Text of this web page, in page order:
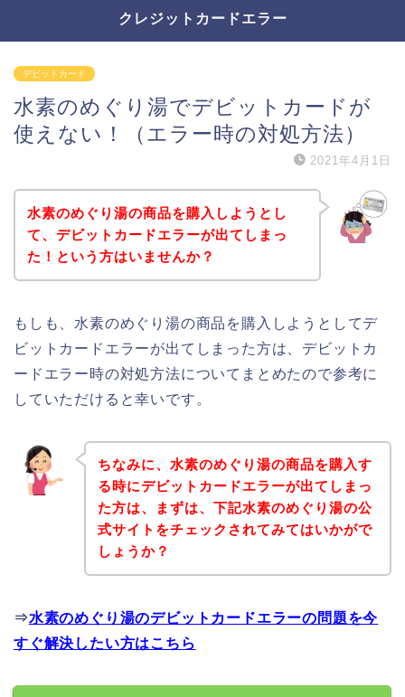
クレジットカードエラー
デビットカード
水素のめぐり湯でデビットカードが
使えない！（エラー時の対処方法）
2021年4月1日
水素のめぐり湯の商品を購入しようとし
て、デビットカードエラーが出てしまっ
た！という方はいませんか？
もしも、水素のめぐり湯の商品を購入しようとしてデ
ビットカードエラーが出てしまった方は、デビットカ
ードエラー時の対処方法についてまとめたので参考に
していただけると幸いです。
ちなみに、水素のめぐり湯の商品を購入す
る時にデビットカードエラーが出てしまっ
た方は、まずは、下記水素のめぐり湯の公
式サイトをチェックされてみてはいかがで
しょうか？
⇒水素のめぐり湯のデビットカードエラーの問題を今
すぐ解決したい方はこちら